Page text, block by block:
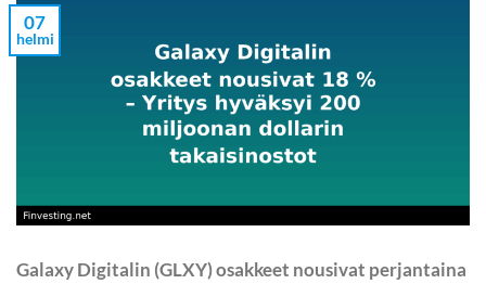
07
helmi
Galaxy Digitalin (GLXY) osakkeet nousivat perjantaina